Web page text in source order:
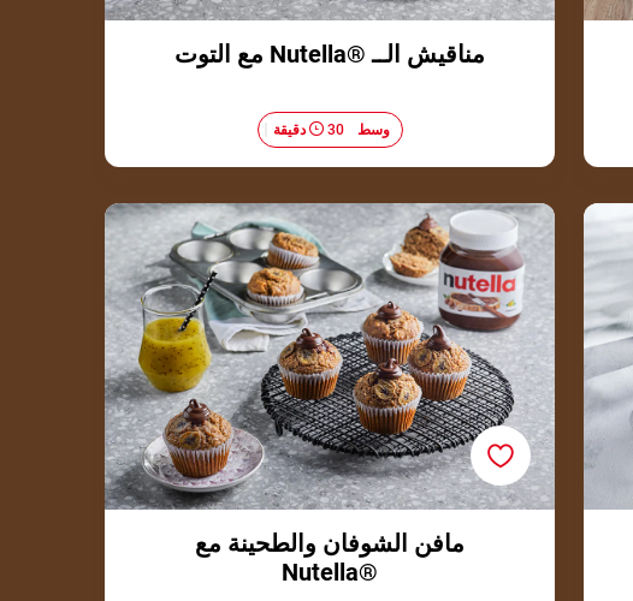
مناقيش الــ ®Nutella مع التوت
وسط​ 30 دقيقة
مافن الشوفان والطحينة مع ®Nutella
مافن الشوفان والطحينة مع
®Nutella